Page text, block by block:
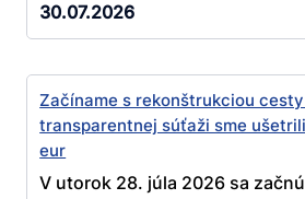
30.07.2026
Začíname s rekonštrukciou
transparentnej súťaži sme
eur
V utorok 28. júla 2026 sa